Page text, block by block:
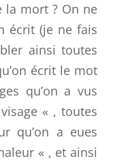
la mort ? On ne
écrit (je ne fais
ainsi toutes
écrit le mot
qu’on a vus
« , toutes
qu’on a eues
« , et ainsi